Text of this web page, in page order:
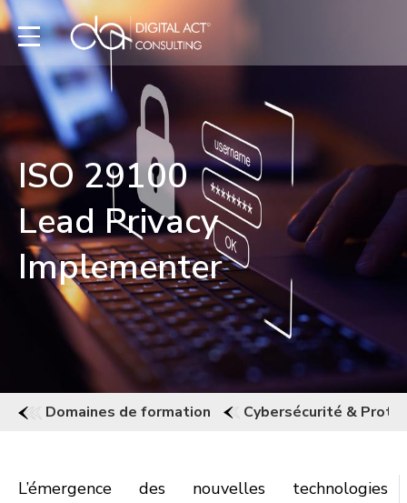
ISO 29100
Lead Privacy
Implementer
Domaines de formation Cybersécurité &
L’émergence des nouvelles technologies